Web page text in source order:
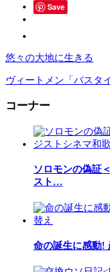
Save
悠々の大地に生きる
ヴィートメン「バスタ
コーナー
ソロモンの偽証
スト…
命の誕生に感動!